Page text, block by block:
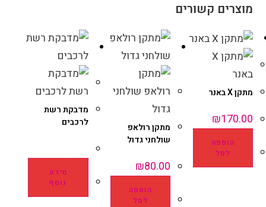
מוצרים קשורים
מתקן X באנר
₪170.00
הוספה
לסל
מתקן רולאפ
שולחני גדול
₪80.00
הוספה
לסל
מדבקת רשת
לרכבים
מידע
נוסף